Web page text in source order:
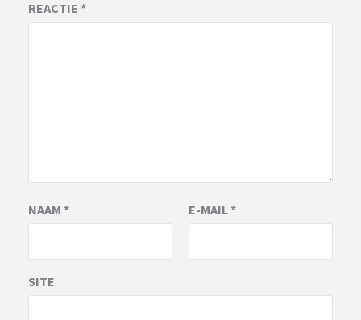
REACTIE *
NAAM * E-MAIL*
SITE